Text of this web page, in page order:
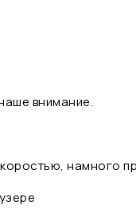
внимание.
намного